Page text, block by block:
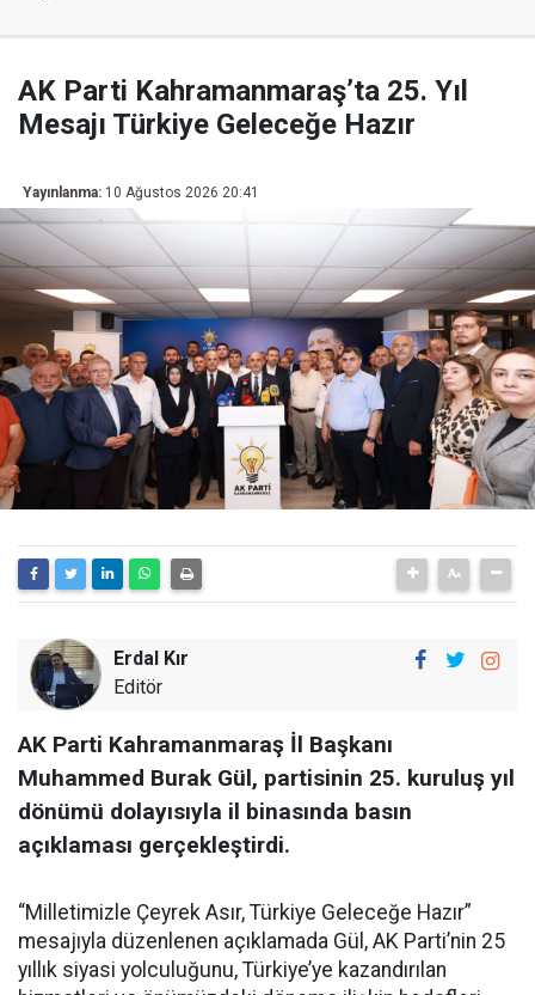
AK Parti Kahramanmaraş’ta 25. Yıl
Mesajı Türkiye Geleceğe Hazır
Yayınlanma: 10 Ağustos 2026 20:41
Erdal Kır
Editör
AK Parti Kahramanmaraş İl Başkanı
Muhammed Burak Gül, partisinin 25. kuruluş yıl
dönümü dolayısıyla il binasında basın
açıklaması gerçekleştirdi.
“Milletimizle Çeyrek Asır, Türkiye Geleceğe Hazır”
mesajıyla düzenlenen açıklamada Gül, AK Parti’nin 25
yıllık siyasi yolculuğunu, Türkiye’ye kazandırılan